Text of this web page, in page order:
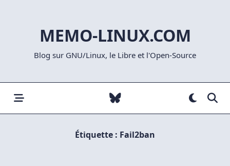
MEMO-LINUX.COM
Blog sur GNU/Linux, le Libre et l'Open-Source
Étiquette : Fail2ban